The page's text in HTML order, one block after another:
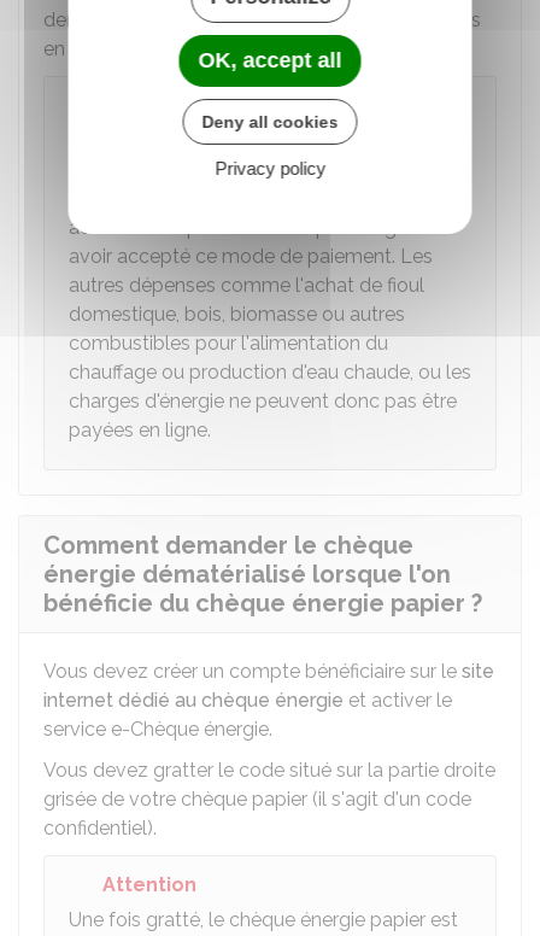
demander à recevoir vos futurs chèques énergies
en format dématérialisé.
Attention
Seules les factures d'électricité et de
peuvent êtrepayées en ligne
adhéré au dispositif du chèque énergie et
avoir accepté ce mode de paiement. Les
autres dépenses comme l'achat de fioul
domestique, bois, biomasse ou autres
combustibles pour l'alimentation du
chauffage ou production d'eau chaude, ou les
charges d'énergie ne peuvent donc pas être
payées en ligne.
Comment demander le chèque
énergie dématérialisé lorsque l'on
bénéficie du chèque énergie papier ?
Vous devez créer un compte bénéficiaire sur le site
internet dédié au chèque énergie et activer le
service e-Chèque énergie.
Vous devez gratter le code situé sur la partie droite
grisée de votre chèque papier (il s'agit d'un code
confidentiel).
Attention
Une fois gratté, le chèque énergie papier est
OK, accept all
Deny all cookies
Privacy policy